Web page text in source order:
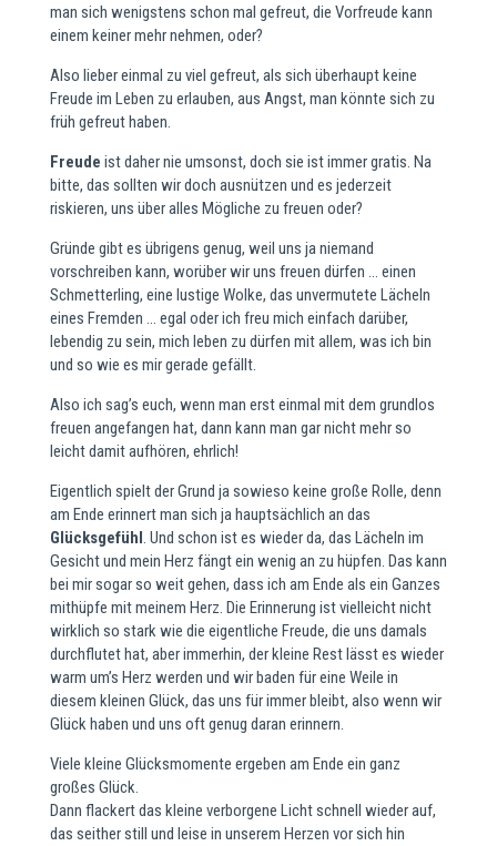
man sich wenigstens schon mal gefreut, die Vorfreude kann
einem keiner mehr nehmen, oder?
Also lieber einmal zu viel gefreut, als sich überhaupt keine
Freude im Leben zu erlauben, aus Angst, man könnte sich zu
früh gefreut haben.
Freude ist daher nie umsonst, doch sie ist immer gratis. Na
bitte, das sollten wir doch ausnützen und es jederzeit
riskieren, uns über alles Mögliche zu freuen oder?
Gründe gibt es übrigens genug, weil uns ja niemand
vorschreiben kann, worüber wir uns freuen dürfen … einen
Schmetterling, eine lustige Wolke, das unvermutete Lächeln
eines Fremden … egal oder ich freu mich einfach darüber,
lebendig zu sein, mich leben zu dürfen mit allem, was ich bin
und so wie es mir gerade gefällt.
Also ich sag’s euch, wenn man erst einmal mit dem grundlos
freuen angefangen hat, dann kann man gar nicht mehr so
leicht damit aufhören, ehrlich!
Eigentlich spielt der Grund ja sowieso keine große Rolle, denn
am Ende erinnert man sich ja hauptsächlich an das
Glücksgefühl. Und schon ist es wieder da, das Lächeln im
Gesicht und mein Herz fängt ein wenig an zu hüpfen. Das kann
bei mir sogar so weit gehen, dass ich am Ende als ein Ganzes
mithüpfe mit meinem Herz. Die Erinnerung ist vielleicht nicht
wirklich so stark wie die eigentliche Freude, die uns damals
durchflutet hat, aber immerhin, der kleine Rest lässt es wieder
warm um’s Herz werden und wir baden für eine Weile in
diesem kleinen Glück, das uns für immer bleibt, also wenn wir
Glück haben und uns oft genug daran erinnern.
Viele kleine Glücksmomente ergeben am Ende ein ganz
großes Glück.
Dann flackert das kleine verborgene Licht schnell wieder auf,
das seither still und leise in unserem Herzen vor sich hin